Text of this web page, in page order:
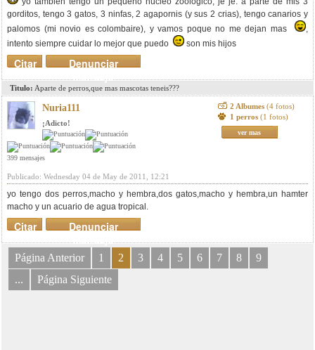
gorditos, tengo 3 gatos, 3 ninfas, 2 agapornis (y sus 2 crias), tengo canarios y
palomos (mi novio es colombaire), y vamos poque no me dejan mas
,
intento siempre cuidar lo mejor que puedo
son mis hijos
Denunciar
mensaje
Citar
Titulo: Aparte de perros,que mas mascotas teneis???
Nuria111
¡Adicto!
399 mensajes
2 Albumes (4 fotos)
1 perros (1 fotos)
ver mas
Publicado: Wednesday 04 de May de 2011, 12:21
yo tengo dos perros,macho y hembra,dos gatos,macho y hembra,un hamter
macho y un acuario de agua tropical.
Denunciar
mensaje
Citar
Página Anterior 1 2 3 4 5 6 7 8
9
...
Página Siguiente